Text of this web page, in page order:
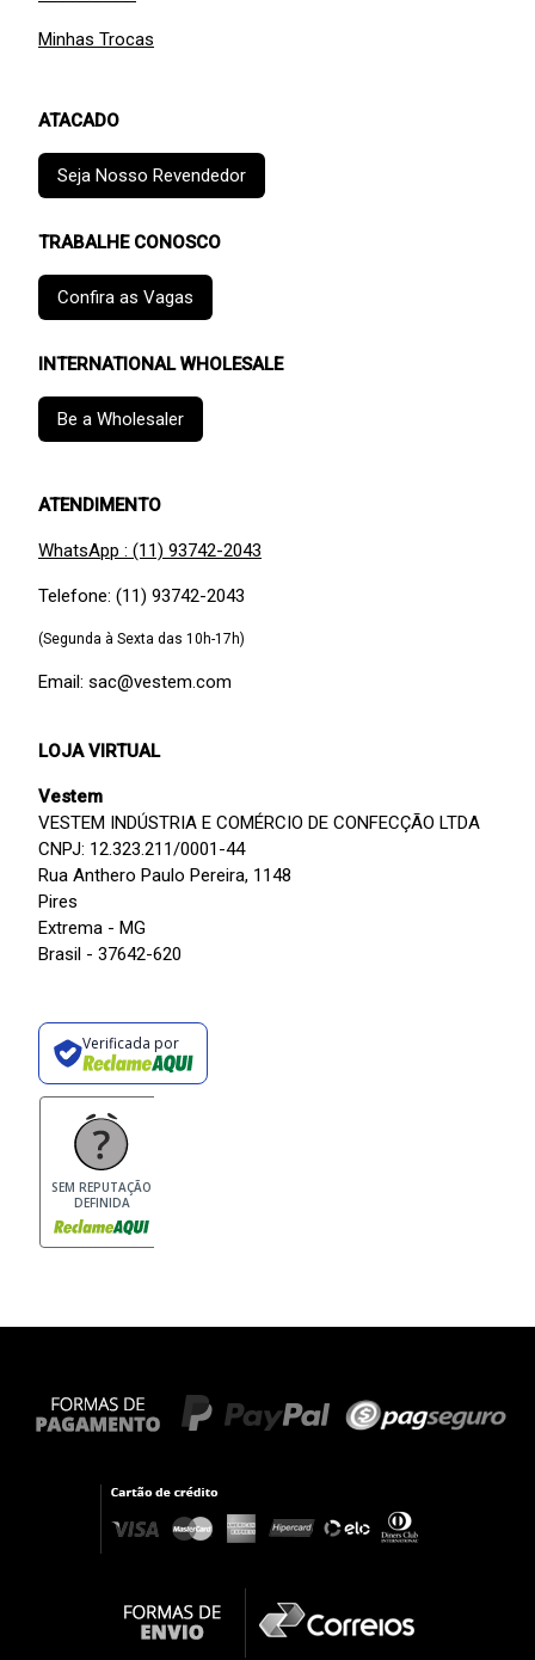
Minhas Trocas
ATACADO
Seja Nosso Revendedor
TRABALHE CONOSCO
Confira as Vagas
INTERNATIONAL WHOLESALE
Be a Wholesaler
ATENDIMENTO
WhatsApp : (11) 93742-2043
Telefone: (11) 93742-2043
(Segunda à Sexta das 10h-17h)
Email: sac@vestem.com
LOJA VIRTUAL
Vestem
VESTEM INDÚSTRIA E COMÉRCIO DE CONFECÇÃO LTDA
CNPJ: 12.323.211/0001-44
Rua Anthero Paulo Pereira, 1148
Pires
Extrema - MG
Brasil - 37642-620
Verificada por
SEM REPUTAÇÃO
DEFINIDA